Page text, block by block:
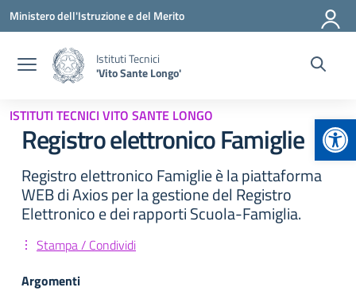
Vai ai contenuti
Vai al menu di navigazione
Vai al footer
Ministero dell'Istruzione e del Merito
Istituti Tecnici
'Vito Sante Longo'
ISTITUTI TECNICI VITO SANTE LONGO
Registro elettronico Famiglie
Registro elettronico Famiglie è la piattaforma
WEB di Axios per la gestione del Registro
Elettronico e dei rapporti Scuola-Famiglia.
Stampa / Condividi
Argomenti